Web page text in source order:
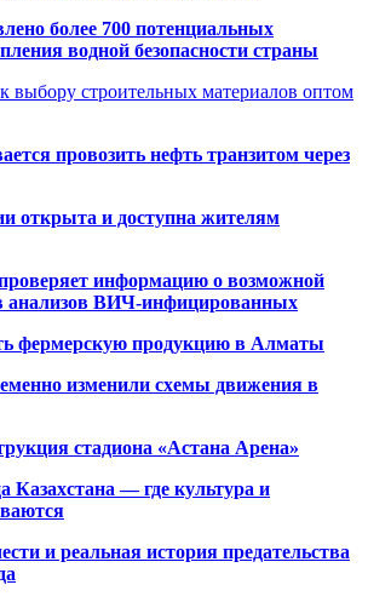
более 700 потенциальных
водной безопасности страны
выбору строительных материалов оптом
провозить нефть транзитом через
открыта и доступна жителям
информацию о возможной
анализов ВИЧ-инфицированных
фермерскую продукцию в Алматы
изменили схемы движения в
стадиона «Астана Арена»
Казахстана — где культура и
и реальная история предательства